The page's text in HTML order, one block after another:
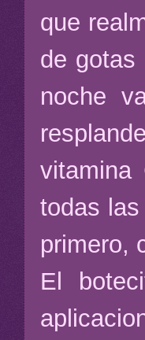
que
de gotas
noche
vitamina
todas
primero,
El